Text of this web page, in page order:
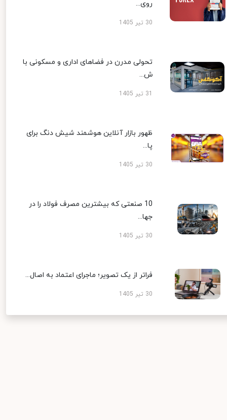
روی...
30 تیر 1405
تحولی مدرن در فضاهای اداری و مسکونی با
ش...
ظهور بازار آنلاین هوشمند شیش دنگ برای
پا...
30 تیر 1405
10 صنعتی که بیشترین مصرف فولاد را در
جها...
30 تیر 1405
فراتر از یک تصویر؛ ماجرای اعتماد به اصال...
30 تیر 1405